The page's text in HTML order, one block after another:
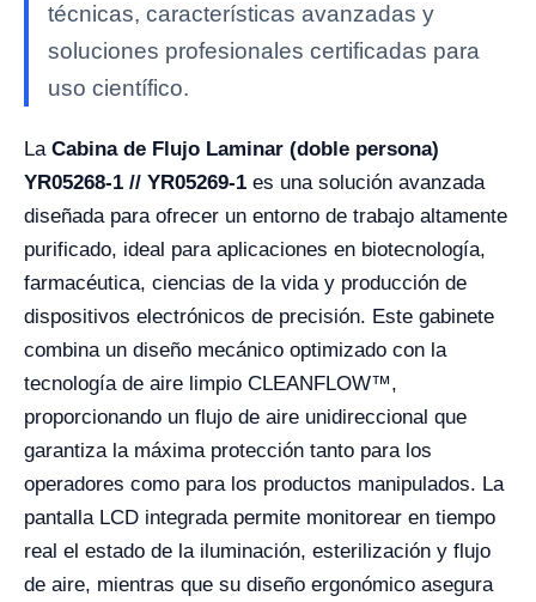
técnicas, características avanzadas y
soluciones profesionales certificadas para
uso científico.
La Cabina de Flujo Laminar (doble persona)
YR05268-1 // YR05269-1 es una solución avanzada
diseñada para ofrecer un entorno de trabajo altamente
purificado, ideal para aplicaciones en biotecnología,
farmacéutica, ciencias de la vida y producción de
dispositivos electrónicos de precisión. Este gabinete
combina un diseño mecánico optimizado con la
tecnología de aire limpio CLEANFLOW™,
proporcionando un flujo de aire unidireccional que
garantiza la máxima protección tanto para los
operadores como para los productos manipulados. La
pantalla LCD integrada permite monitorear en tiempo
real el estado de la iluminación, esterilización y flujo
de aire, mientras que su diseño ergonómico asegura